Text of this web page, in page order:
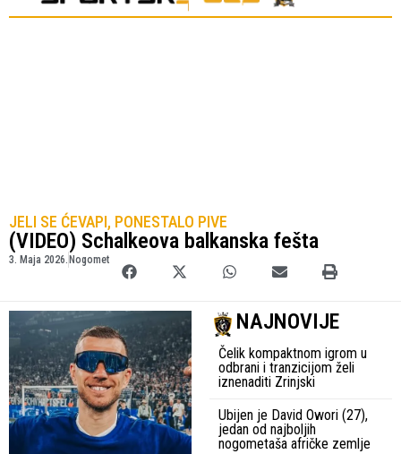
JELI SE ĆEVAPI, PONESTALO PIVE
(VIDEO) Schalkeova balkanska fešta
3. Maja 2026. Nogomet
NAJNOVIJE
Čelik kompaktnom igrom u
odbrani i tranzicijom želi
iznenaditi Zrinjski
Ubijen je David Owori (27),
jedan od najboljih
nogometaša afričke zemlje